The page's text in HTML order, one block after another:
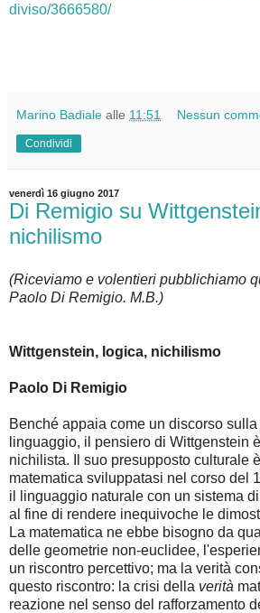
diviso/3666580/
Marino Badiale alle 11:51 Nessun
Condividi
venerdì 16 giugno 2017
Di Remigio su
nichilismo
(Riceviamo e volentieri pubblichiamo
Paolo Di Remigio. M.B.)
Wittgenstein, logica, nichilismo
Paolo Di Remigio
Benché appaia come un discorso sulla
linguaggio, il pensiero di Wittgenstein
nichilista. Il suo presupposto culturale
matematica sviluppatasi nel corso del
il linguaggio naturale con un sistema
al fine di rendere inequivoche le
La matematica ne ebbe bisogno da
delle geometrie non-euclidee,
un riscontro percettivo; ma la verità
questo riscontro: la crisi della verità
reazione nel senso del rafforzamento